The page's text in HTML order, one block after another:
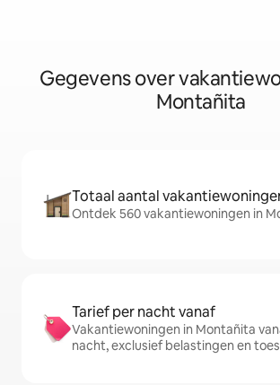
Gegevens over
Montañita
Totaal aantal
Ontdek 560 vakantiewoningen in
Tarief per nacht vanaf
Vakantiewoningen in Montañita
nacht, exclusief belastingen en